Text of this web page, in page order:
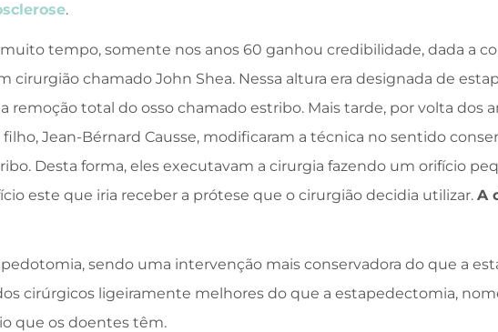
.
tempo, somente nos anos 60 ganhou credibilidade, dada a
cirurgião chamado John Shea. Nessa altura era designada de
total do osso chamado estribo. Mais tarde, por volta dos
Jean-Bérnard Causse, modificaram a técnica no sentido
Desta forma, eles executavam a cirurgia fazendo um orifício
este que iria receber a prótese que o cirurgião decidia utilizar. A
sendo uma intervenção mais conservadora do que a
cirúrgicos ligeiramente melhores do que a estapedectomia,
que os doentes têm.